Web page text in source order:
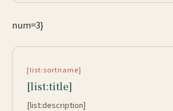
num=3}
[list:sortname]
[list:title]
[list:description]